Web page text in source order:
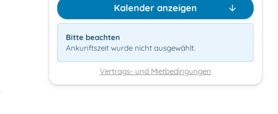
Kalender anzeigen
Bitte beachten
Ankunftszeit wurde nicht ausgewählt.
Vertrags- und Mietbedingungen